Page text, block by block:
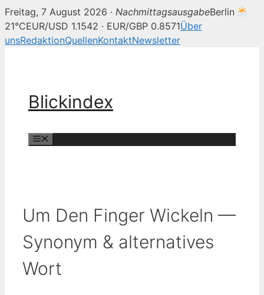
Freitag, 7 August 2026 · NachmittagsausgabeBerlin
21°CEUR/USD 1.1542 · EUR/GBP 0.8571Über
unsRedaktionQuellenKontaktNewsletter
Blickindex
Um Den Finger Wickeln —
Synonym & alternatives
Wort